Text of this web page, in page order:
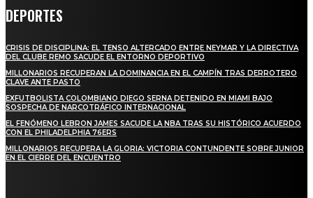
DEPORTES
CRISIS DE DISCIPLINA: EL TENSO ALTERCADO ENTRE NEYMAR Y LA DIRECTIVA
DEL CLUBE REMO SACUDE EL ENTORNO DEPORTIVO
MILLONARIOS RECUPERAN LA DOMINANCIA EN EL CAMPÍN TRAS DERROTERO
CLAVE ANTE PASTO
EXFUTBOLISTA COLOMBIANO DIEGO SERNA DETENIDO EN MIAMI BAJO
SOSPECHA DE NARCOTRÁFICO INTERNACIONAL
EL FENÓMENO LEBRON JAMES SACUDE LA NBA TRAS SU HISTÓRICO ACUERDO
CON EL PHILADELPHIA 76ERS
MILLONARIOS RECUPERA LA GLORIA: VICTORIA CONTUNDENTE SOBRE JUNIOR
EN EL CIERRE DEL ENCUENTRO